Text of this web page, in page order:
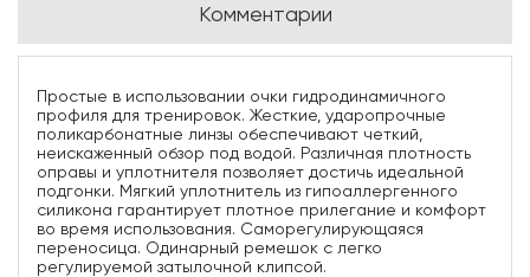
Комментарии
Простые в использовании очки гидродинамичного
профиля для тренировок. Жесткие, ударопрочные
поликарбонатные линзы обеспечивают четкий,
неискаженный обзор под водой. Различная плотность
оправы и уплотнителя позволяет достичь идеальной
подгонки. Мягкий уплотнитель из гипоаллергенного
силикона гарантирует плотное прилегание и комфорт
во время использования. Саморегулирующаяся
переносица. Одинарный ремешок с легко
регулируемой затылочной клипсой.